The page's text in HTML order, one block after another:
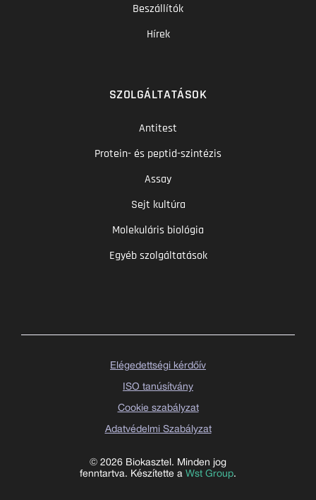
Beszállítók
Hírek
SZOLGÁLTATÁSOK
Antitest
Protein- és peptid-szintézis
Assay
Sejt kultúra
Molekuláris biológia
Egyéb szolgáltatások
© 2026 Biokasztel. Minden jog
fenntartva. Készítette a Wst Group.
Elégedettségi kérdőív
ISO tanúsítvány
Cookie szabályzat
Adatvédelmi Szabályzat